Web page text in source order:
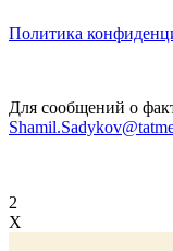
Политика
Для сообщений о
2
X